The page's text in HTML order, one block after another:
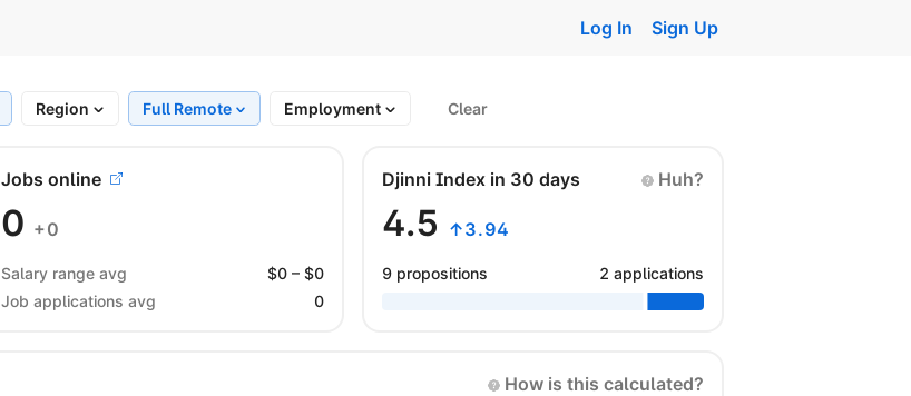
Log In Sign Up
Region Full Remote Employment Clear
Jobs online
0 +0
Salary range avg $0– $0
Job applications avg
0
Djinni Index in 30 days Huh?
4.5 ↑3.94
9 propositions 2 applications
How is this calculated?